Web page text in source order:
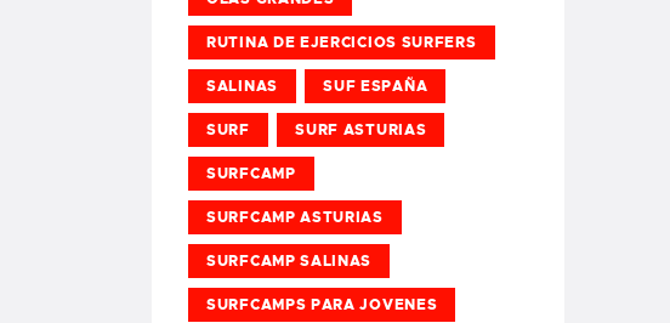
RUTINA DE EJERCICIOS SURFERS
SALINAS SUF ESPAÑA
SURF SURF ASTURIAS
SURFCAMP
SURFCAMP ASTURIAS
SURFCAMP SALINAS
SURFCAMPS PARA JOVENES